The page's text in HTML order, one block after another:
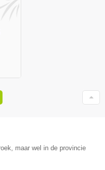
maar wel in de provincie